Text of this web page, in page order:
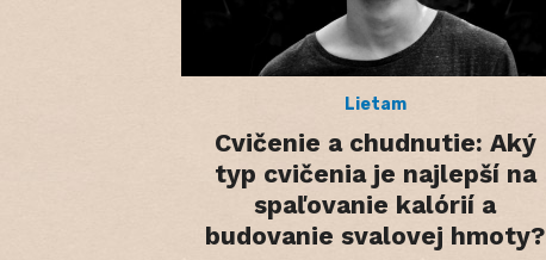
Lietam
Cvičenie a chudnutie: Aký
typ cvičenia je najlepší na
spaľovanie kalórií a
budovanie svalovej hmoty?